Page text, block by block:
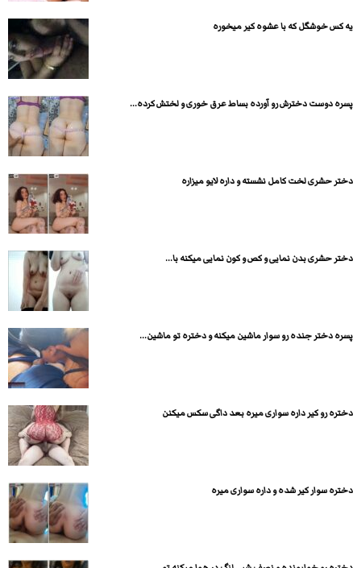
یه کس خوشگل که با عشوه کیر میخوره
پسره دوست دخترش رو آورده بساط عرق خوری و لختش کرده...
دختر حشری لخت کامل نشسته و داره لایو میزاره
دختر حشری بدن نمایی و کص و کون نمایی میکنه با...
پسره دختر جنده رو سوار ماشین میکنه و دختره تو ماشین...
دختره رو کیر داره سواری میره بعد داگی سکس میکنن
دختره سوار کیر شده و داره سواری میره